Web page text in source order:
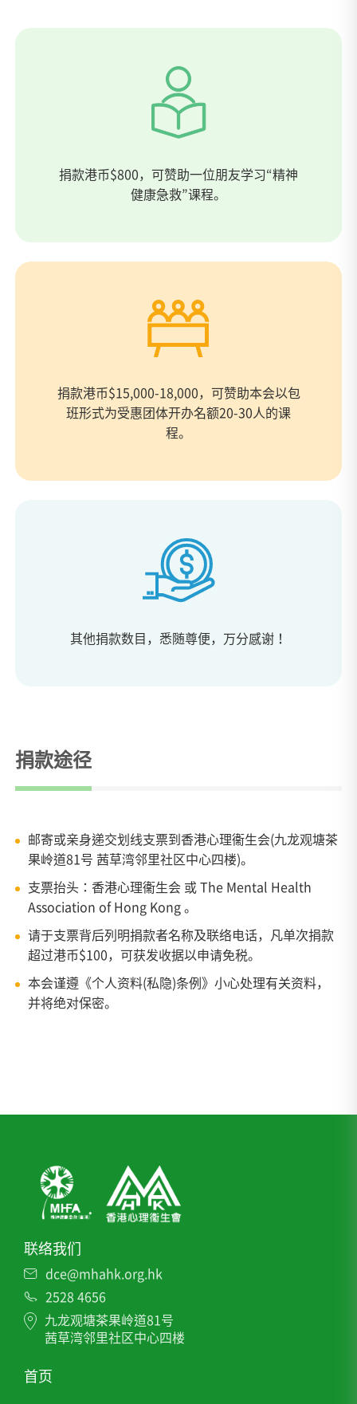
捐款港币$800，可赞助一位朋友学习“精神
健康急救”课程。
捐款港币$15,000-18,000，可赞助本会以包
班形式为受惠团体开办名额20-30人的课
程。
其他捐款数目，悉随尊便，万分感谢！
捐款途径
邮寄或亲身递交划线支票到香港心理衞生会(九龙观塘茶
果岭道81号 茜草湾邻里社区中心四楼)。
支票抬头：香港心理衞生会 或 The Mental Health
Association of Hong Kong 。
请于支票背后列明捐款者名称及联络电话，凡单次捐款
超过港币$100，可获发收据以申请免税。
本会谨遵《个人资料(私隐)条例》小心处理有关资料，
并将绝对保密。
联络我们
dce@mhahk.org.hk
2528 4656
九龙观塘茶果岭道81号
茜草湾邻里社区中心四楼
首页